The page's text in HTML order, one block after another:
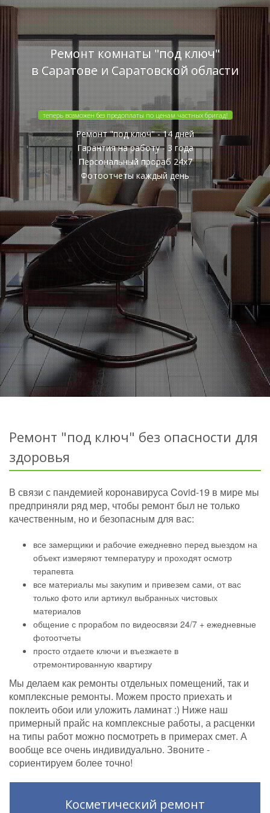
Ремонт комнаты "под ключ"
в Саратове и Саратовской области
теперь возможен без предоплаты по ценам частных бригад!
Ремонт "под ключ" - 14 дней
Гарантия на работу - 3 года
Персональный прораб 24x7
Фотоотчеты каждый день
Ремонт "под ключ" без опасности для
здоровья
В связи с пандемией коронавируса Covid-19 в мире мы
предприняли ряд мер, чтобы ремонт был не только
качественным, но и безопасным для вас:
все замерщики и рабочие ежедневно перед выездом на
объект измеряют температуру и проходят осмотр
терапевта
все материалы мы закупим и привезем сами, от вас
только фото или артикул выбранных чистовых
материалов
общение с прорабом по видеосвязи 24/7 + ежедневные
фотоотчеты
просто отдаете ключи и въезжаете в
отремонтированную квартиру
Мы делаем как ремонты отдельных помещений, так и
комплексные ремонты. Можем просто приехать и
поклеить обои или уложить ламинат :) Ниже наш
примерный прайс на комплексные работы, а расценки
на типы работ можно посмотреть в примерах смет. А
вообще все очень индивидуально. Звоните -
сориентируем более точно!
Косметический ремонт